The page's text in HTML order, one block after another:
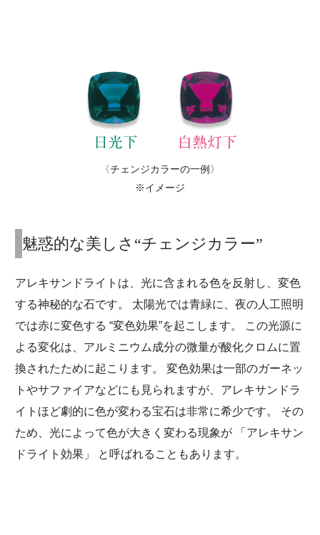
〈チェンジカラーの一例〉
※イメージ
魅惑的な美しさ“チェンジカラー”
アレキサンドライトは、光に含まれる色を反射し、変色
する神秘的な石です。 太陽光では青緑に、夜の人工照明
では赤に変色する “変色効果”を起こします。 この光源に
よる変化は、アルミニウム成分の微量が酸化クロムに置
換されたために起こります。 変色効果は一部のガーネッ
トやサファイアなどにも見られますが、アレキサンドラ
イトほど劇的に色が変わる宝石は非常に希少です。 その
ため、光によって色が大きく変わる現象が 「アレキサン
ドライト効果」 と呼ばれることもあります。